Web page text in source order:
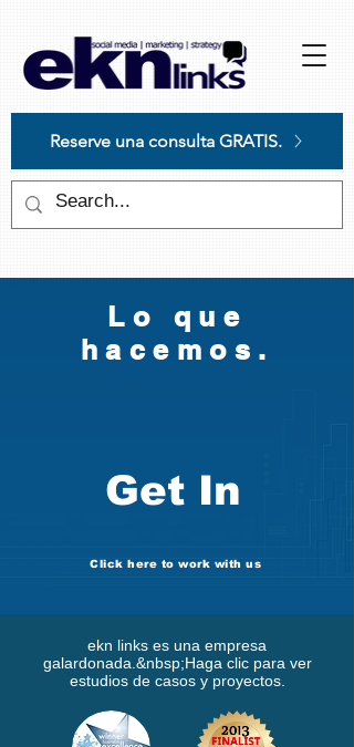
website
includes
accessibility
Reserve una consulta GRATIS.
Lo que
hacemos.
Get In
Click here to work with us
ekn links es una empresa
galardonada.&nbsp;Haga clic para ver
estudios de casos y proyectos.